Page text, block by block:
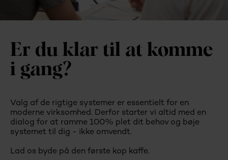
Er du klar til at komme
i gang?
Valg af de rigtige systemer er essentielt for en
moderne virksomhed. Derfor starter vi altid med en
dialog for at ramme 100% plet dit behov og bøje
systemet til dig - ikke omvendt.
Lad os byde på den første kop kaffe.